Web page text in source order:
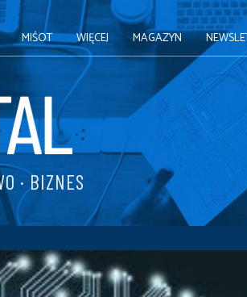
MIŚOT WIĘCEJ MAGAZYN
· BIZNES